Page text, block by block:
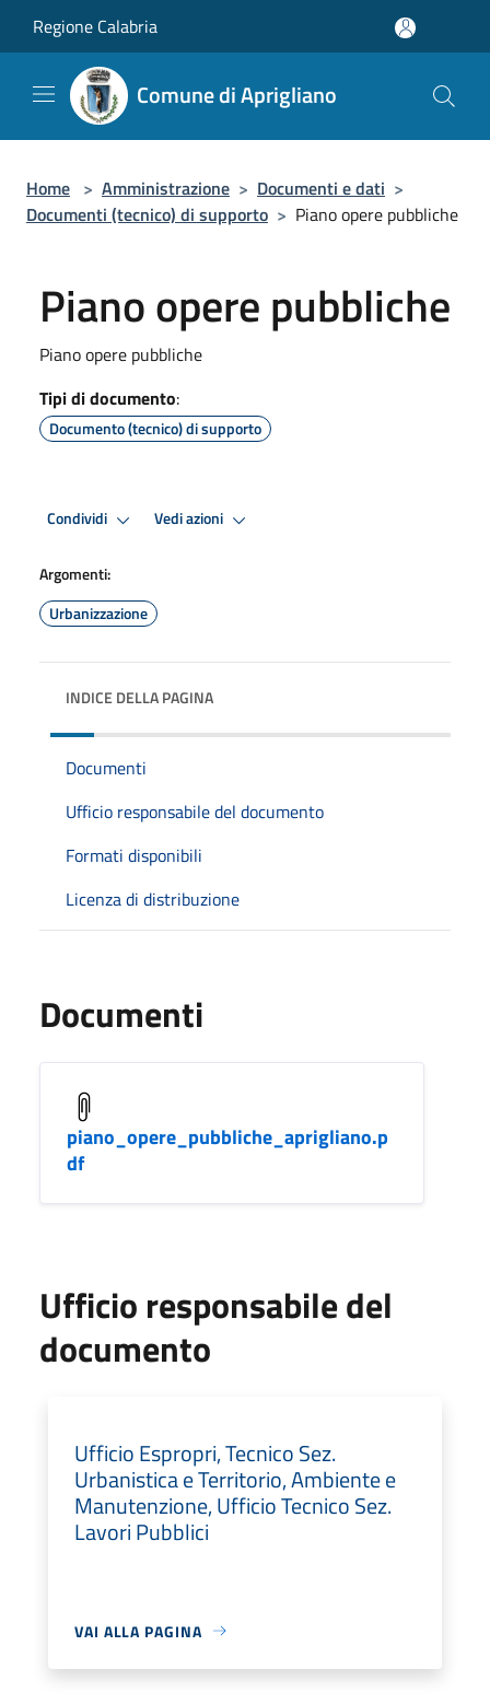
Regione Calabria
Comune di Aprigliano
Home > Amministrazione > Documenti e dati >
Documenti (tecnico) di supporto > Piano opere pubbliche
Piano opere pubbliche
Piano opere pubbliche
Tipi di documento:
Documento (tecnico) di supporto
Condividi Vedi azioni
Argomenti:
Urbanizzazione
INDICE DELLA PAGINA
Documenti
Ufficio responsabile del documento
Formati disponibili
Licenza di distribuzione
Documenti
piano_opere_pubbliche_aprigliano.p
df
Ufficio responsabile del
documento
Ufficio Espropri, Tecnico Sez.
Urbanistica e Territorio, Ambiente e
Manutenzione, Ufficio Tecnico Sez.
Lavori Pubblici
VAI ALLA PAGINA